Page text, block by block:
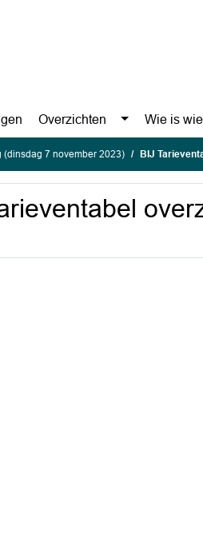
Overzichten Wie is wie
7 november 2023) BIJ